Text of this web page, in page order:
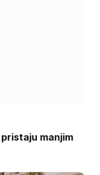
manjim